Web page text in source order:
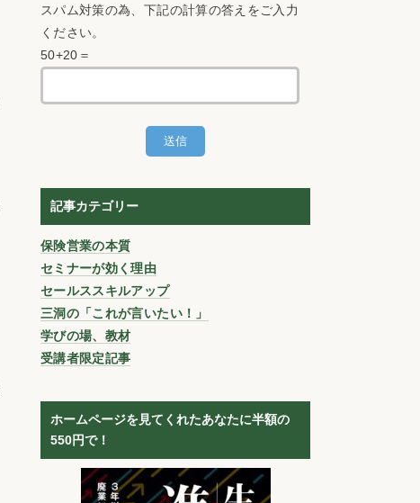
スパム対策の為、下記の計算の答えをご入力
ください。
50+20＝
記事カテゴリー
保険営業の本質
セミナーが効く理由
セールススキルアップ
三洞の「これが言いたい！」
学びの場、教材
受講者限定記事
ホームページを見てくれたあなたに半額の
550円で！